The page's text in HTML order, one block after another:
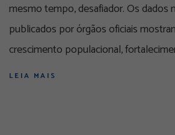
mesmo tempo, desafiador. Os dados
publicados por órgãos oficiais
crescimento populacional,
LEIA MAIS